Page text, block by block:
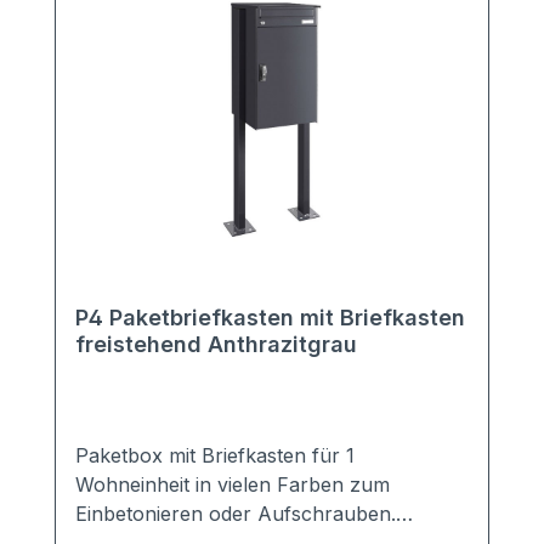
P4 Paketbriefkasten mit Briefkasten
freistehend Anthrazitgrau
Paketbox mit Briefkasten für 1
Wohneinheit in vielen Farben zum
Einbetonieren oder Aufschrauben.